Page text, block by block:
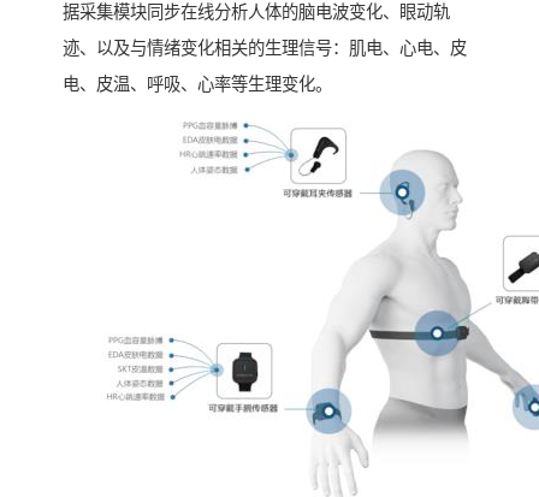
据采集模块同步在线分析人体的脑电波变化、眼动轨
迹、以及与情绪变化相关的生理信号：肌电、心电、皮
电、皮温、呼吸、心率等生理变化。